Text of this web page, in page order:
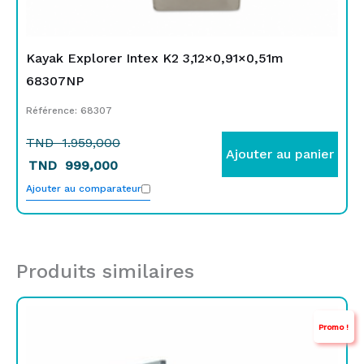
Kayak Explorer Intex K2 3,12×0,91×0,51m
68307NP
Référence: 68307
TND1.959,000
TND 999,000
Ajouter au panier
Ajouter au comparateur
Produits similaires
Promo !